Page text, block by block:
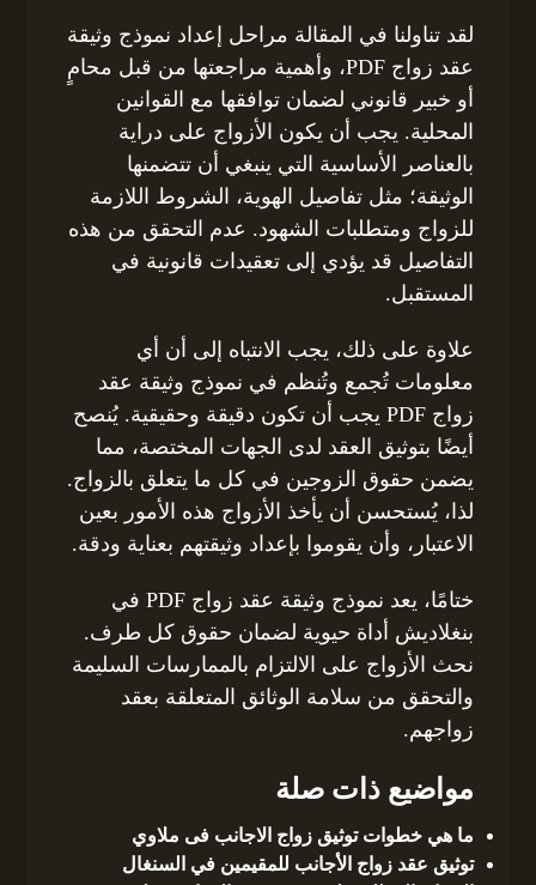
لقد تناولنا في المقالة مراحل إعداد نموذج وثيقة
عقد زواج PDF، وأهمية مراجعتها من قبل محامٍ
أو خبير قانوني لضمان توافقها مع القوانين
المحلية. يجب أن يكون الأزواج على دراية
بالعناصر الأساسية التي ينبغي أن تتضمنها
الوثيقة؛ مثل تفاصيل الهوية، الشروط اللازمة
للزواج ومتطلبات الشهود. عدم التحقق من هذه
التفاصيل قد يؤدي إلى تعقيدات قانونية في
المستقبل.
علاوة على ذلك، يجب الانتباه إلى أن أي
معلومات تُجمع وتُنظم في نموذج وثيقة عقد
زواج PDF يجب أن تكون دقيقة وحقيقية. يُنصح
أيضًا بتوثيق العقد لدى الجهات المختصة، مما
يضمن حقوق الزوجين في كل ما يتعلق بالزواج.
لذا، يُستحسن أن يأخذ الأزواج هذه الأمور بعين
الاعتبار، وأن يقوموا بإعداد وثيقتهم بعناية ودقة.
ختامًا، يعد نموذج وثيقة عقد زواج PDF في
بنغلاديش أداة حيوية لضمان حقوق كل طرف.
نحث الأزواج على الالتزام بالممارسات السليمة
والتحقق من سلامة الوثائق المتعلقة بعقد
زواجهم.
مواضيع ذات صلة
ما هي خطوات توثيق زواج الاجانب فى ملاوي
توثيق عقد زواج الأجانب للمقيمين في السنغال